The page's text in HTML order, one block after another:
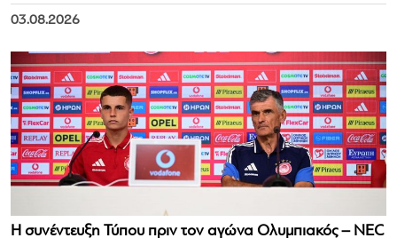
03.08.2026
Η συνέντευξη Τύπου πριν τον αγώνα Ολυμπιακός – NEC